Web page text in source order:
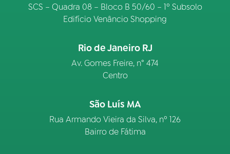
SCS – Quadra 08 – Bloco B 50/60 – 1º Subsolo
Edifício Venâncio Shopping
Rio de Janeiro RJ
Av. Gomes Freire, n° 474
Centro
São Luís MA
Rua Armando Vieira da Silva, nº 126
Bairro de Fátima